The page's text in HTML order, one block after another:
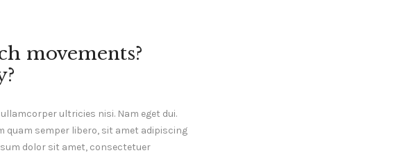
movements?
ultricies nisi. Nam eget dui.
quam semper libero, sit amet adipiscing
dolor sit amet, consectetuer